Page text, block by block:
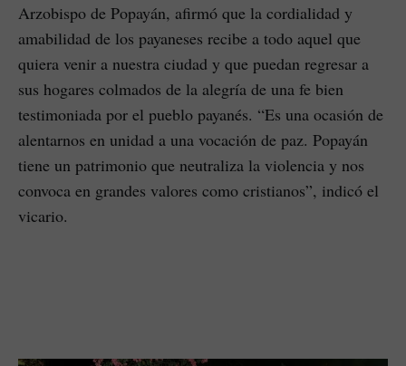
Arzobispo de Popayán, afirmó que la cordialidad y
amabilidad de los payaneses recibe a todo aquel que
quiera venir a nuestra ciudad y que puedan regresar a
sus hogares colmados de la alegría de una fe bien
testimoniada por el pueblo payanés. “Es una ocasión de
alentarnos en unidad a una vocación de paz. Popayán
tiene un patrimonio que neutraliza la violencia y nos
convoca en grandes valores como cristianos”, indicó el
vicario.